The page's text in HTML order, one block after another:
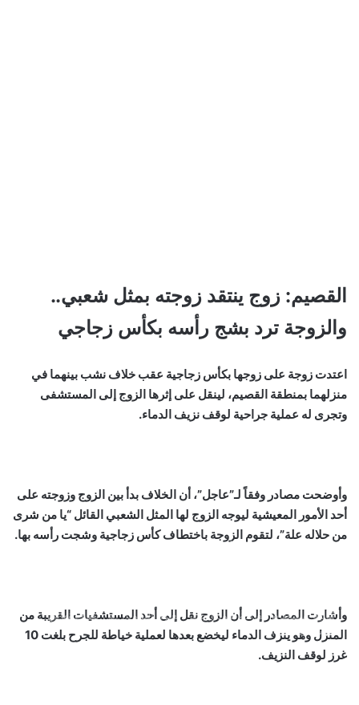
القصيم: زوج ينتقد زوجته بمثل شعبي..
والزوجة ترد بشج رأسه بكأس زجاجي
اعتدت زوجة على زوجها بكأس زجاجية عقب خلاف نشب بينهما في
منزلهما بمنطقة القصيم، لينقل على إثرها الزوج إلى المستشفى
وتجرى له عملية جراحية لوقف نزيف الدماء.
وأوضحت مصادر وفقاً لـ”عاجل”، أن الخلاف بدأ بين الزوج وزوجته على
أحد الأمور المعيشية ليوجه الزوج لها المثل الشعبي القائل “يا من شرى
من حلاله علة”، لتقوم الزوجة باختطاف كأس زجاجية وشجت رأسه بها.
وأشارت المصادر إلى أن الزوج نقل إلى أحد المستشفيات القريبة من
المنزل وهو ينزف الدماء ليخضع بعدها لعملية خياطة للجرح بلغت 10
غرز لوقف النزيف.
بالصور: 800 متر من الرعب في بامبلونا.. ثيران هائجة تسحق
ثنائية بيلينغهام القاتلة تقود إنجلترا لعبور النرويج إلى نصف نهائي
مونديال 2026